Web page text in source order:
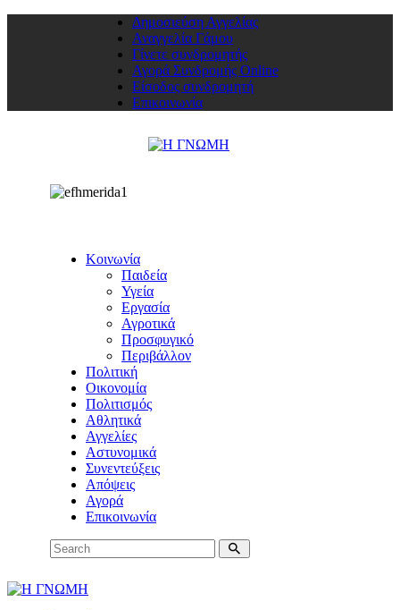
Δημοσιεύση Αγγελίας
Αναγγελία Γάμου
Γίνετε συνδρομητής
Αγορά Συνδρομής Online
Είσοδος συνδρομητή
Επικοινωνία
Κοινωνία
Παιδεία
Υγεία
Εργασία
Αγροτικά
Προσφυγικό
Περιβάλλον
Πολιτική
Οικονομία
Πολιτισμός
Αθλητικά
Αγγελίες
Αστυνομικά
Συνεντεύξεις
Απόψεις
Αγορά
Επικοινωνία